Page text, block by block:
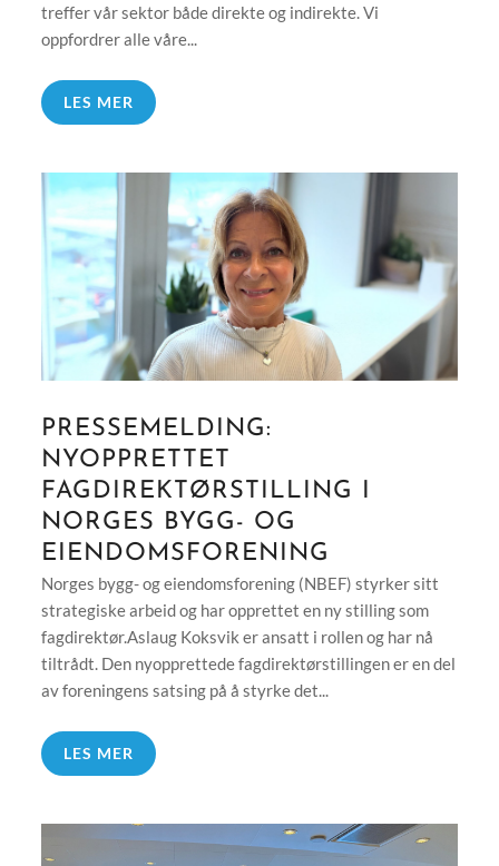
treffer vår sektor både direkte og indirekte. Vi
oppfordrer alle våre...
LES MER
PRESSEMELDING:
NYOPPRETTET
FAGDIREKTØRSTILLING I
NORGES BYGG- OG
EIENDOMSFORENING
Norges bygg- og eiendomsforening (NBEF) styrker sitt
strategiske arbeid og har opprettet en ny stilling som
fagdirektør.Aslaug Koksvik er ansatt i rollen og har nå
tiltrådt. Den nyopprettede fagdirektørstillingen er en del
av foreningens satsing på å styrke det...
LES MER